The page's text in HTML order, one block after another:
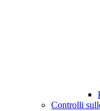
Controlli